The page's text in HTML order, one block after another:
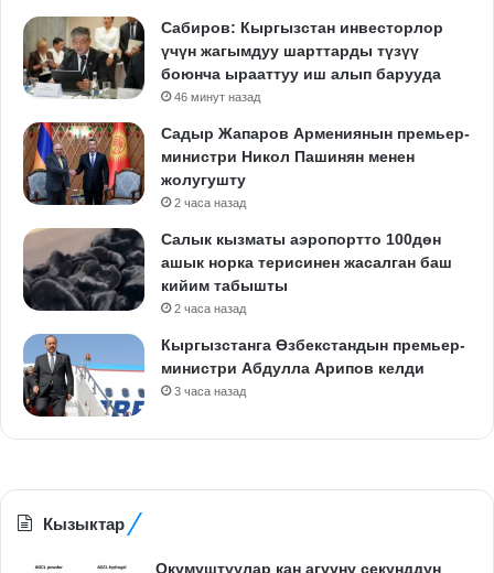
Сабиров: Кыргызстан инвесторлор
үчүн жагымдуу шарттарды түзүү
боюнча ырааттуу иш алып барууда
46 минут назад
Садыр Жапаров Армениянын премьер-
министри Никол Пашинян менен
жолугушту
2 часа назад
Салык кызматы аэропортто 100дөн
ашык норка терисинен жасалган баш
кийим табышты
2 часа назад
Кыргызстанга Өзбекстандын премьер-
министри Абдулла Арипов келди
3 часа назад
Кызыктар
Окумуштуулар кан агууну секунддун